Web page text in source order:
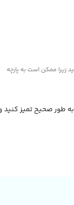
زیرا ممکن است به پارچه
به طور صحیح تمیز کنید